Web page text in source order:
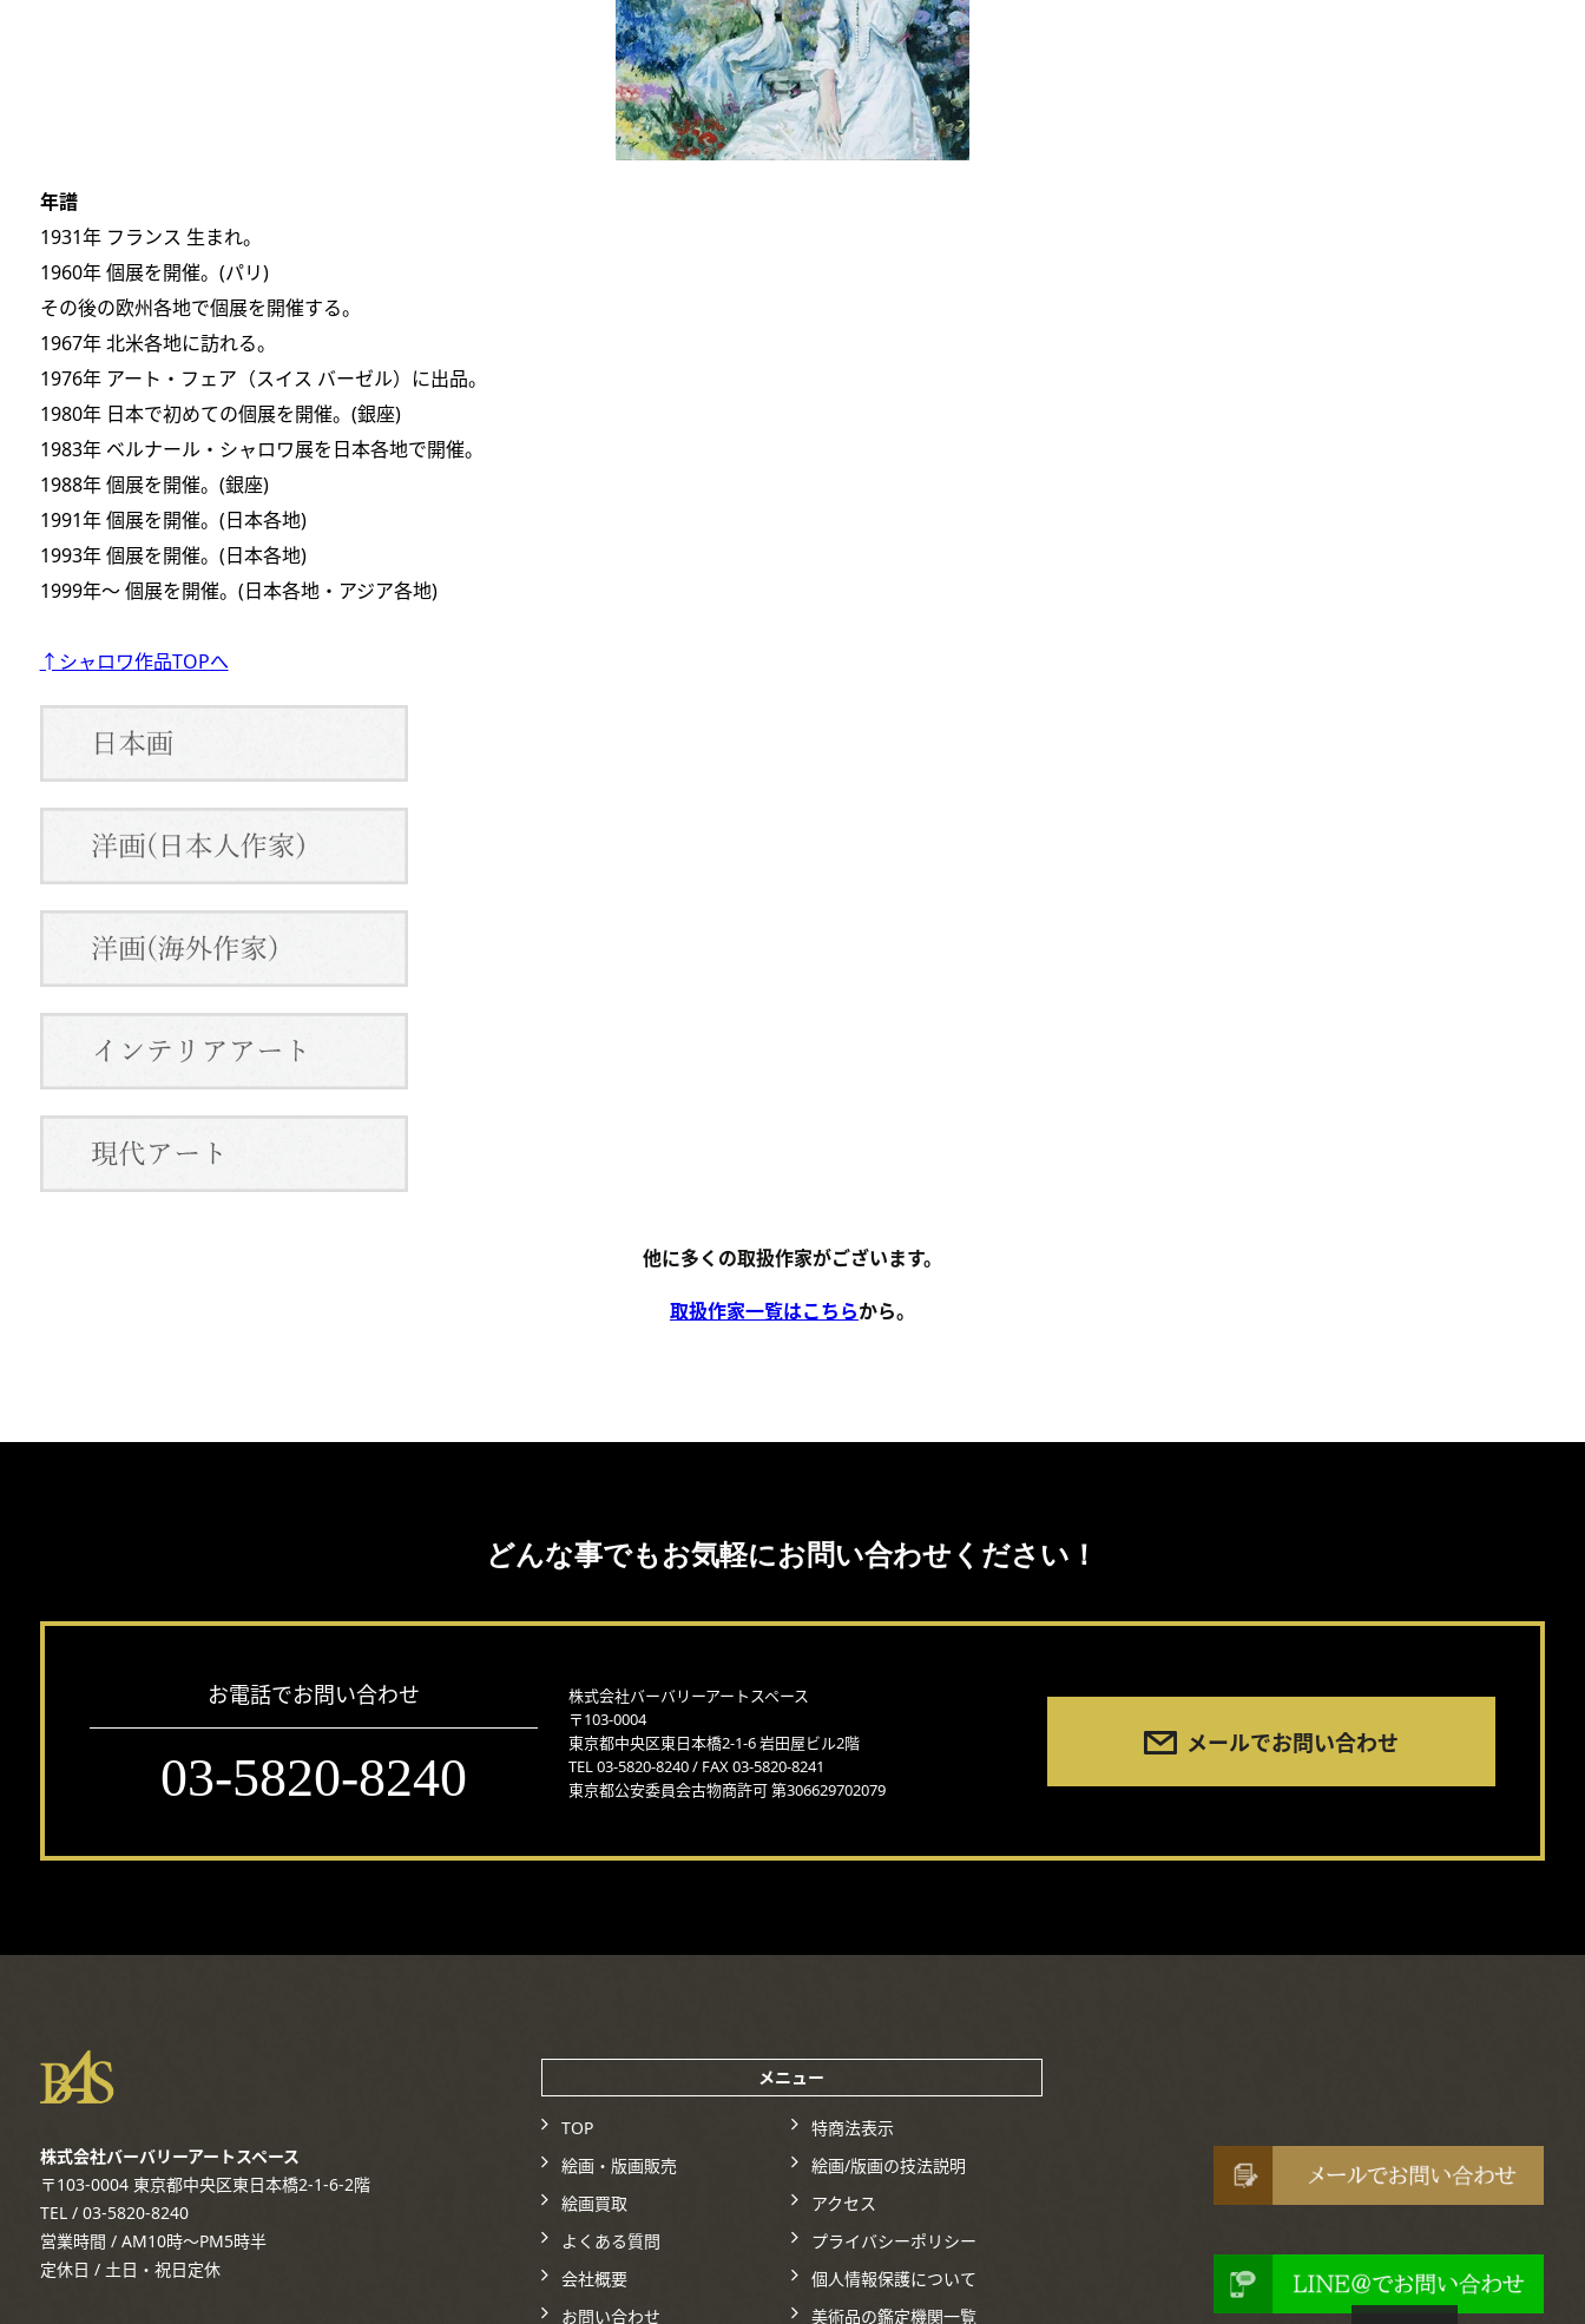
年譜
1931年 フランス 生まれ。
1960年 個展を開催。(パリ)
その後の欧州各地で個展を開催する。
1967年 北米各地に訪れる。
1976年 アート・フェア（スイス バーゼル）に出品。
1980年 日本で初めての個展を開催。(銀座)
1983年 ベルナール・シャロワ展を日本各地で開催。
1988年 個展を開催。(銀座)
1991年 個展を開催。(日本各地)
1993年 個展を開催。(日本各地)
1999年～ 個展を開催。(日本各地・アジア各地)
↑シャロワ作品TOPへ
他に多くの取扱作家がございます。
取扱作家一覧はこちらから。
どんな事でもお気軽にお問い合わせください！
お電話でお問い合わせ
03-5820-8240
株式会社バーバリーアートスペース
〒103-0004
東京都中央区東日本橋2-1-6 岩田屋ビル2階
TEL 03-5820-8240 / FAX 03-5820-8241
東京都公安委員会古物商許可 第306629702079
メールでお問い合わせ
株式会社バーバリーアートスペース
〒103-0004 東京都中央区東日本橋2-1-6-2階
TEL / 03-5820-8240
営業時間 / AM10時～PM5時半
定休日 / 土日・祝日定休
メニュー
TOP
特商法表示
絵画・版画販売
絵画/版画の技法説明
絵画買取
アクセス
よくある質問
プライバシーポリシー
会社概要
個人情報保護について
お問い合わせ
美術品の鑑定機関一覧